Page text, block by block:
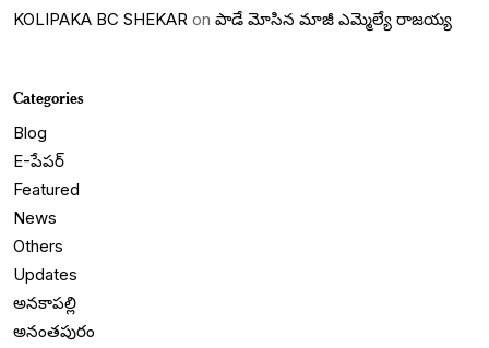
KOLIPAKA BC SHEKAR on పాడే మోసిన మాజీ ఎమ్మెల్యే రాజయ్య
Categories
Blog
E-పేపర్
Featured
News
Others
Updates
అనకాపల్లి
అనంతపురం